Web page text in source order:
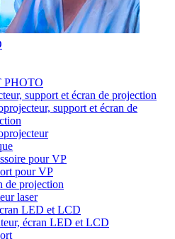
PHOTO
support et écran de projection
support et écran de
pour VP
pour VP
de projection
laser
LED et LCD
écran LED et LCD